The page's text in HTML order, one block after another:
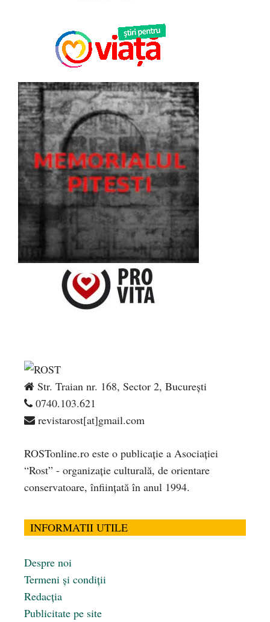
Str. Traian nr. 168, Sector 2, București
0740.103.621
revistarost[at]gmail.com
ROSTonline.ro este o publicaţie a Asociaţiei
“Rost” - organizaţie culturală, de orientare
conservatoare, înfiinţată în anul 1994.
INFORMATII UTILE
Despre noi
Termeni și condiții
Redacția
Publicitate pe site